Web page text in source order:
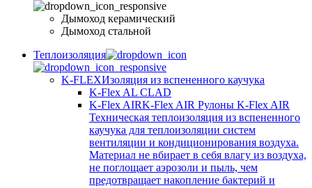
Дымоход керамический
Дымоход стальной
Теплоизоляция
K-FLEXИзоляция из вспененного каучука
K-Flex AL CLAD
K-Flex AIRK-Flex AIR Рулоны K-Flex AIR
Техническая теплоизоляция из вспененного
каучука для теплоизоляции систем
вентиляции и кондиционирования воздуха.
Материал не вбирает в себя влагу из воздуха,
не поглощает аэрозоли и пыль, чем
предотвращает накопление бактерий и